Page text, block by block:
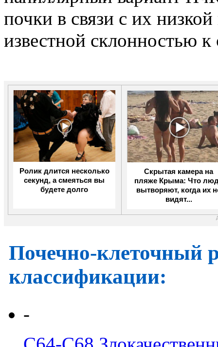
почки в связи с их
известной склонностью
Ролик длится несколько
секунд, а смеяться вы
будете долго
Скрытая камера на
пляже Крыма: Что
вытворяют, когда их
видят...
Почечно-
классификации:
-